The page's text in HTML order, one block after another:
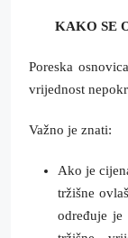
KAKO SE
Poreska
vrijednost
Važno je znati:
Ako je
tržišne
određuje je